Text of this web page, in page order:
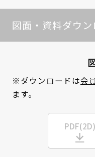
図面・資料ダウン
※ダウンロードは会
ます。
PDF(2D)